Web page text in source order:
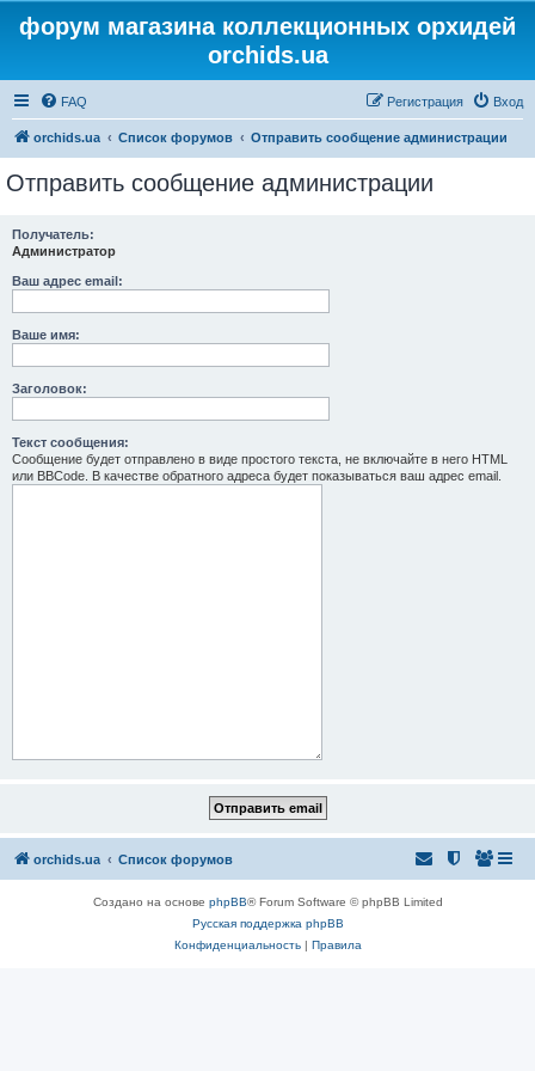
форум магазина коллекционных орхидей
orchids.ua
FAQ Вход
Регистрация
orchids.ua Список форумов Отправить сообщение администрации
Отправить сообщение администрации
Получатель:
Администратор
Ваш адрес email:
Ваше имя:
Заголовок:
Текст сообщения:
Сообщение будет отправлено в виде простого текста, не включайте в него HTML
или BBCode. В качестве обратного адреса будет показываться ваш адрес email.
orchids.ua Список форумов
Создано на основе phpBB® Forum Software © phpBB Limited
Русская поддержка phpBB
Конфиденциальность| Правила